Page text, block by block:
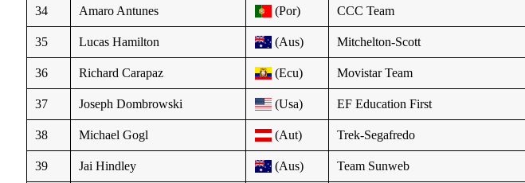
34 Amaro Antunes (Por) CCC Team
35 Lucas Hamilton (Aus) Mitchelton-Scott
36 Richard Carapaz (Ecu) Movistar Team
37 Joseph Dombrowski (Usa) EF Education First
38 Michael Gogl (Aut) Trek-Segafredo
39 Jai Hindley (Aus) Team Sunweb